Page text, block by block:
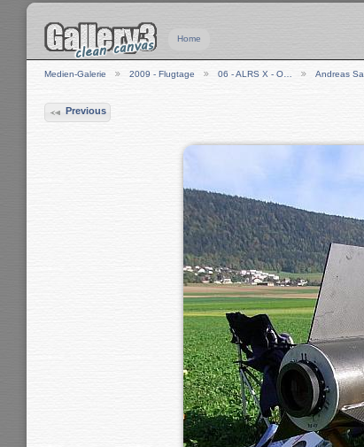
Home
Medien-Galerie 2009 - Flugtage 06 - ALRS X - O… Andreas Sa
Previous